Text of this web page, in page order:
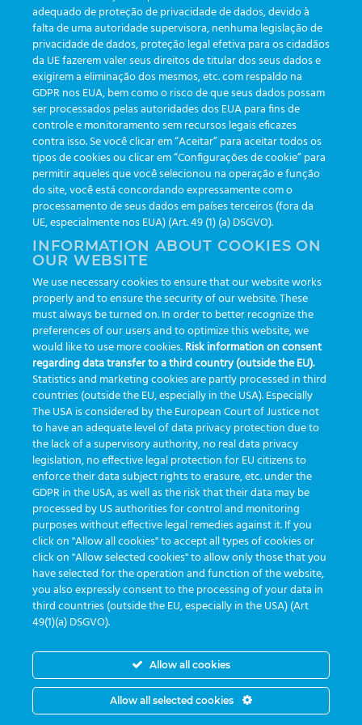
PISTA 3
Proporcionamos interfaceamento com
segurança nas análises e resultados de
exames.
Me integro a diversos sistemas, desde
hospitalares até laboratórios de apoio e
operadoras.
Trabalhamos com a tecnologia de Cloud
para armazenamento de dados.
Meu nome é uma das principais teclas em
seu computador. Venha nos visitar!
adequado de proteção de privacidade de dados, devido à
falta de uma autoridade supervisora, nenhuma legislação de
privacidade de dados, proteção legal efetiva para os cidadãos
da UE fazerem valer seus direitos de titular dos seus dados e
exigirem a eliminação dos mesmos, etc. com respaldo na
GDPR nos EUA, bem como o risco de que seus dados possam
ser processados pelas autoridades dos EUA para fins de
controle e monitoramento sem recursos legais eficazes
contra isso. Se você clicar em “Aceitar” para aceitar todos os
tipos de cookies ou clicar em “Configurações de cookie” para
permitir aqueles que você selecionou na operação e função
do site, você está concordando expressamente com o
processamento de seus dados em países terceiros (fora da
UE, especialmente nos EUA) (Art. 49 (1) (a) DSGVO).
INFORMATION ABOUT COOKIES ON
OUR WEBSITE
We use necessary cookies to ensure that our website works
properly and to ensure the security of our website. These
must always be turned on. In order to better recognize the
preferences of our users and to optimize this website, we
would like to use more cookies.Risk information on consent
regarding data transfer to a third country (outside the EU).
Statistics and marketing cookies are partly processed in third
countries (outside the EU, especially in the USA). Especially
The USA is considered by the European Court of Justice not
to have an adequate level of data privacy protection due to
the lack of a supervisory authority, no real data privacy
legislation, no effective legal protection for EU citizens to
enforce their data subject rights to erasure, etc. under the
GDPR in the USA, as well as the risk that their data may be
processed by US authorities for control and monitoring
purposes without effective legal remedies against it. If you
click on "Allow all cookies" to accept all types of cookies or
click on "Allow selected cookies" to allow only those that you
have selected for the operation and function of the website,
you also expressly consent to the processing of your data in
third countries (outside the EU, especially in the USA) (Art
49(1)(a) DSGVO).
Allow all cookies
Allow all selected cookies